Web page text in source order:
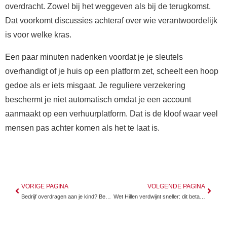
overdracht. Zowel bij het weggeven als bij de terugkomst.
Dat voorkomt discussies achteraf over wie verantwoordelijk
is voor welke kras.
Een paar minuten nadenken voordat je je sleutels
overhandigt of je huis op een platform zet, scheelt een hoop
gedoe als er iets misgaat. Je reguliere verzekering
beschermt je niet automatisch omdat je een account
aanmaakt op een verhuurplatform. Dat is de kloof waar veel
mensen pas achter komen als het te laat is.
VORIGE PAGINA VOLGENDE PAGINA
Wet Hillen verdwijnt sneller: dit betaal je extra als je huis hypotheekvrij is